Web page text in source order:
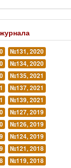
№131, 2020
№134, 2020
№135, 2021
№137, 2021
№139, 2021
№127, 2019
№126, 2019
№124, 2019
№121, 2018
№119, 2018